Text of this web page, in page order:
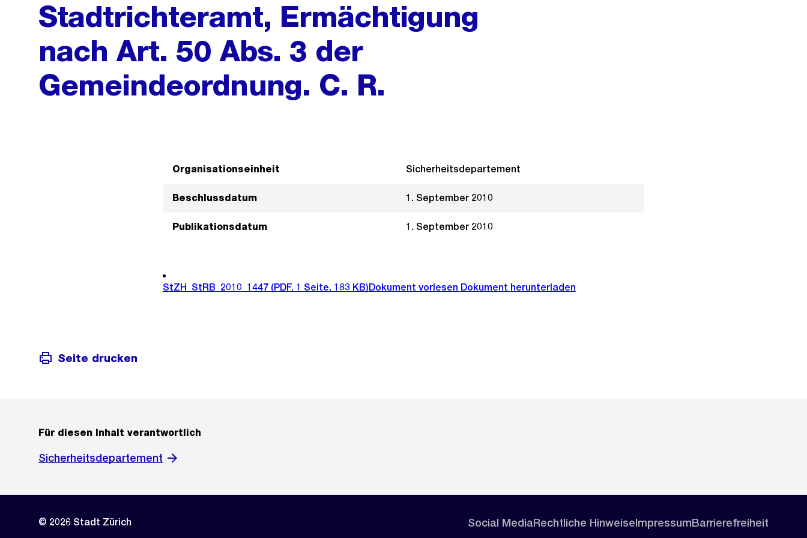
Stadtrichteramt, Ermächtigung
nach Art. 50 Abs. 3 der
Gemeindeordnung. C. R.
Organisationseinheit Sicherheitsdepartement
Beschlussdatum 1. September 2010
Publikationsdatum 1. September 2010
StZH_StRB_2010_1447(PDF, 1 Seite, 183 KB)Dokument vorlesen Dokument herunterladen
Seite drucken
Für diesen Inhalt verantwortlich
Sicherheitsdepartement
© 2026 Stadt Zürich Social MediaRechtliche HinweiseImpressumBarrierefreiheit